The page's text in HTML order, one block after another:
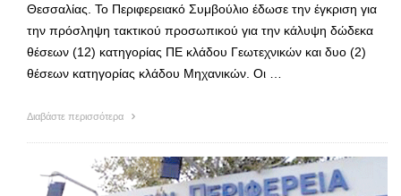
Θεσσαλίας. Το Περιφερειακό Συμβούλιο έδωσε την έγκριση για
την πρόσληψη τακτικού προσωπικού για την κάλυψη δώδεκα
θέσεων (12) κατηγορίας ΠΕ κλάδου Γεωτεχνικών και δυο (2)
θέσεων κατηγορίας κλάδου Μηχανικών. Οι …
Διαβάστε περισσότερα